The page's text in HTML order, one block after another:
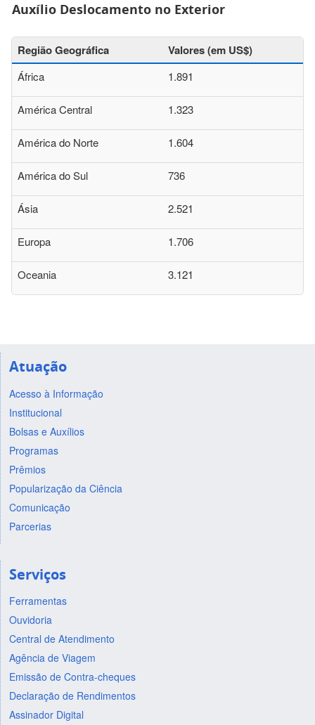
Auxílio Deslocamento no Exterior
Região Geográfica Valores (em US$)
África 1.891
América Central 1.323
América do Norte 1.604
América do Sul 736
Ásia 2.521
Europa 1.706
Oceania 3.121
Atuação
Acesso à Informação
Institucional
Bolsas e Auxílios
Programas
Prêmios
Popularização da Ciência
Comunicação
Parcerias
Serviços
Ferramentas
Ouvidoria
Central de Atendimento
Agência de Viagem
Emissão de Contra-cheques
Declaração de Rendimentos
Assinador Digital